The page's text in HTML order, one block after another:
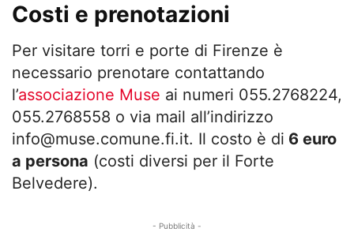
Costi e prenotazioni
Per visitare torri e porte di Firenze è
necessario prenotare contattando
l’associazione Muse ai numeri 055.2768224,
055.2768558 o via mail all’indirizzo
info@muse.comune.fi.it. Il costo è di 6 euro
a persona (costi diversi per il Forte
Belvedere).
- Pubblicità -